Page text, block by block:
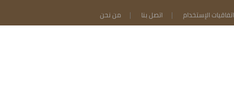
اتفاقيات الإستخدام اتصل بنا من نحن